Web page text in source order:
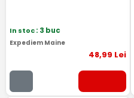
In stoc: 3 buc
Expediem Maine
48,99 Lei